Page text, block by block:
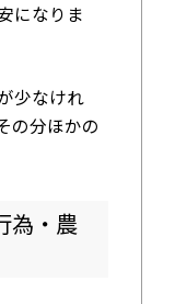
になりま
少なけれ
の分ほかの
為・農